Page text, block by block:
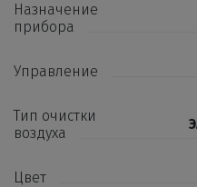
Назначение
прибора
Управление
Тип очистки
воздуха
Цвет